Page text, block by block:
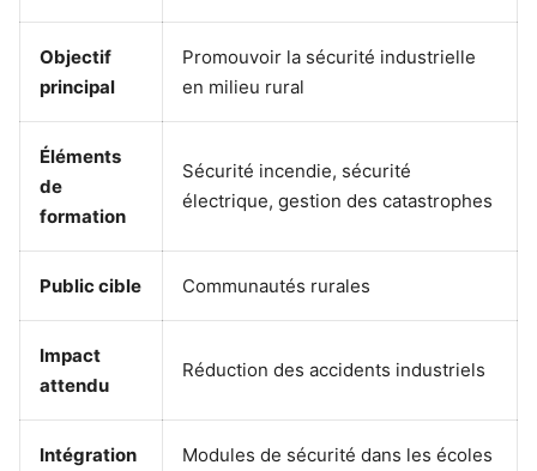
Objectif
principal
Promouvoir la sécurité industrielle
en milieu rural
Éléments
de
formation
Sécurité incendie, sécurité
électrique, gestion des catastrophes
Public cible Communautés rurales
Impact
attendu
Réduction des accidents industriels
Intégration
Modules de sécurité dans les écoles